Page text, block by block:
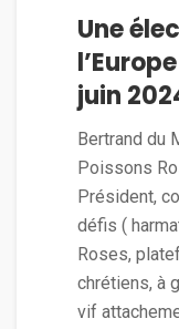
Une
juin
Bertrand du
Poissons
Président,
défis (
Roses,
chrétiens, à
vif